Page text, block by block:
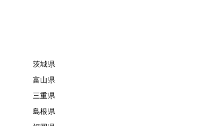
茨城県
富山県
三重県
島根県